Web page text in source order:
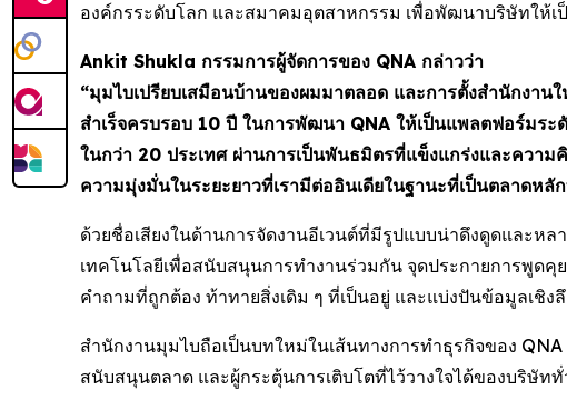
องค์กรระดับโลก และสมาคมอุตสาหกรรม เพื่อพัฒนาบริษัทให้
Ankit Shukla กรรมการผู้จัดการของ QNA กล่าวว่า
“มุมไบเปรียบเสมือนบ้านของผมมาตลอด และการตั้งสำนักงา
สำเร็จครบรอบ 10 ปี ในการพัฒนา QNA ให้เป็นแพลตฟอร์มร
ในกว่า 20 ประเทศ ผ่านการเป็นพันธมิตรที่แข็งแกร่งและความ
ความมุ่งมั่นในระยะยาวที่เรามีต่ออินเดียในฐานะที่เป็นตลาดหลั
ด้วยชื่อเสียงในด้านการจัดงานอีเวนต์ที่มีรูปแบบน่าดึงดูดและห
เทคโนโลยีเพื่อสนับสนุนการทำงานร่วมกัน จุดประกายการพูด
คำถามที่ถูกต้อง ท้าทายสิ่งเดิม ๆ ที่เป็นอยู่ และแบ่งปันข้อมูลเชิ
สำนักงานมุมไบถือเป็นบทใหม่ในเส้นทางการทำธุรกิจของ QNA
สนับสนุนตลาด และผู้กระตุ้นการเติบโตที่ไว้วางใจได้ของบริษั